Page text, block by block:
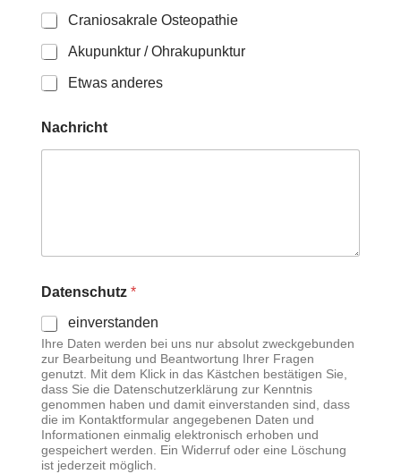
Craniosakrale Osteopathie
Akupunktur / Ohrakupunktur
Etwas anderes
Nachricht
Datenschutz *
einverstanden
Ihre Daten werden bei uns nur absolut zweckgebunden
zur Bearbeitung und Beantwortung Ihrer Fragen
genutzt. Mit dem Klick in das Kästchen bestätigen Sie,
dass Sie die Datenschutzerklärung zur Kenntnis
genommen haben und damit einverstanden sind, dass
die im Kontaktformular angegebenen Daten und
Informationen einmalig elektronisch erhoben und
gespeichert werden. Ein Widerruf oder eine Löschung
ist jederzeit möglich.